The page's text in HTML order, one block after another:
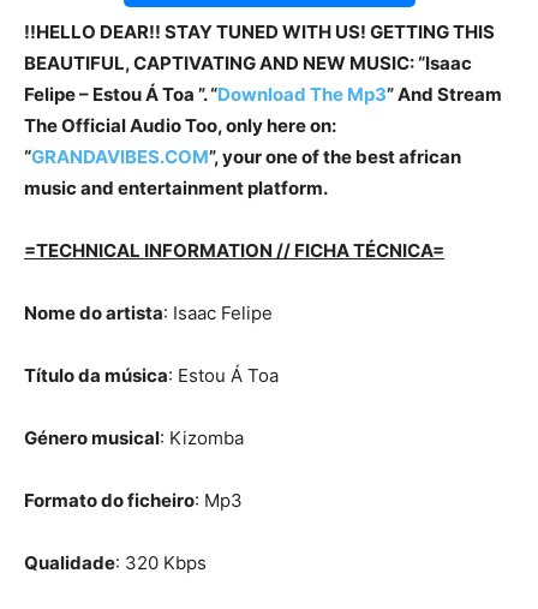
!!HELLO DEAR!! STAY TUNED WITH US! GETTING THIS
BEAUTIFUL, CAPTIVATING AND NEW MUSIC: “Isaac
Felipe – Estou Á Toa ”. “Download The Mp3”And Stream
The Official Audio Too, only here on:
“GRANDAVIBES.COM”, your one of the best african
music and entertainment platform.
=TECHNICAL INFORMATION // FICHA TÉCNICA=
Nome do artista: Isaac Felipe
Título da música: Estou Á Toa
Género musical: Kizomba
Formato do ficheiro: Mp3
Qualidade: 320 Kbps